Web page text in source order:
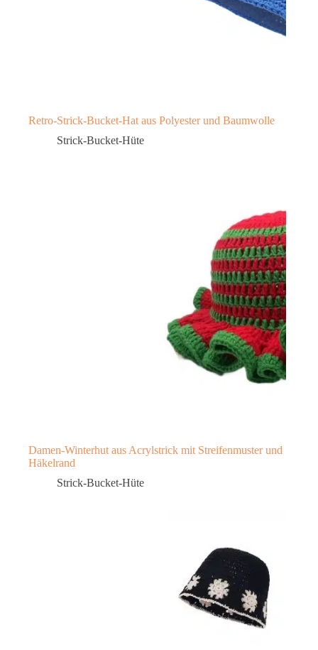
Retro-Strick-Bucket-Hat aus Polyester und Baumwolle
Strick-Bucket-Hüte
Damen-Winterhut aus Acrylstrick mit Streifenmuster und
Häkelrand
Strick-Bucket-Hüte